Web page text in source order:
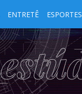
ENTRETÊ ESPORTES